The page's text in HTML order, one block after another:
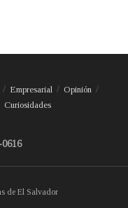
Empresarial
Opinión
Curiosidades
de El Salvador